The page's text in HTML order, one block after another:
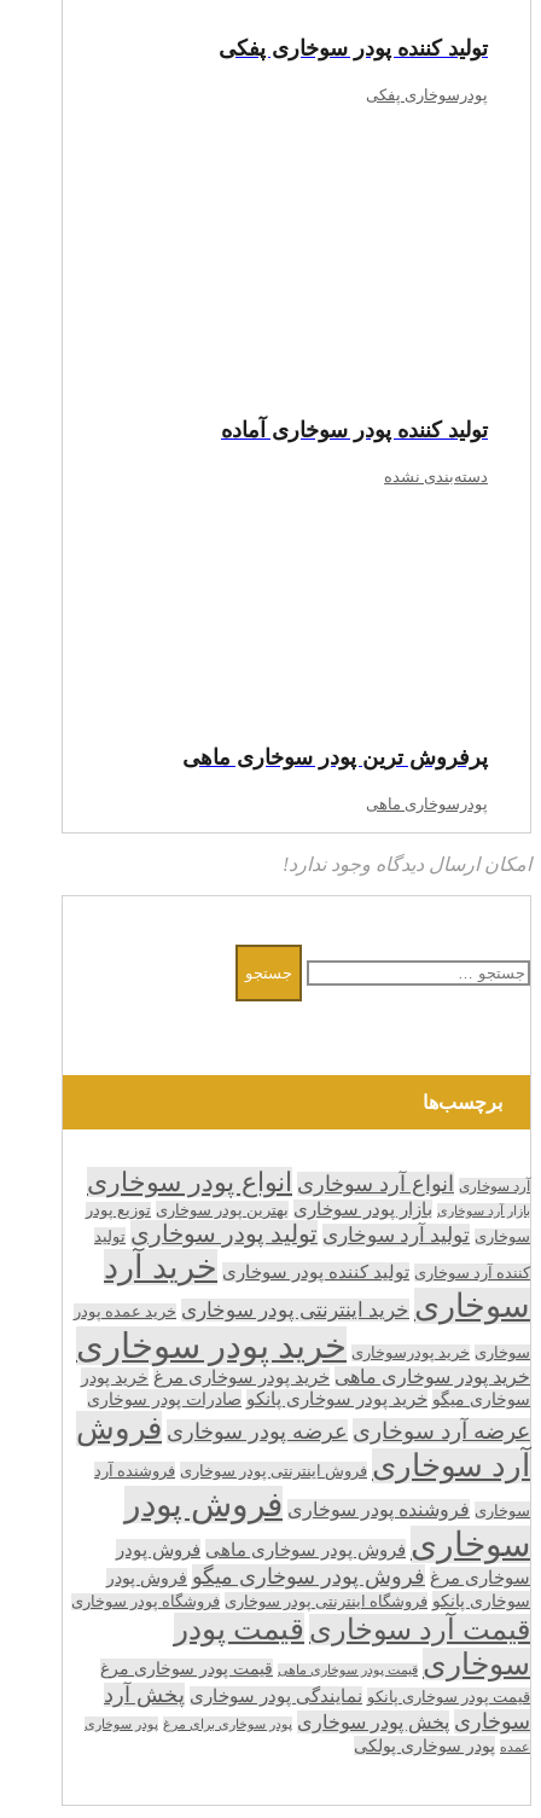
تولید کننده پودر سوخاری پفکی
پودرسوخاری پفکی
تولید کننده پودر سوخاری آماده
دسته‌بندی نشده
پرفروش ترین پودر سوخاری ماهی
پودرسوخاری ماهی
امکان ارسال دیدگاه وجود ندارد!
برای:
برچسب‌ها
آرد سوخاری انواع آرد سوخاری انواع پودر سوخاری
بازار آرد سوخاری بازار پودر سوخاری بهترین پودر سوخاری توزیع پودر
سوخاری تولید آرد سوخاری تولید پودر سوخاری تولید
کننده آرد سوخاری تولید کننده پودر سوخاری خرید آرد
سوخاری خرید اینترنتی پودر سوخاری خرید عمده پودر
سوخاری خرید پودرسوخاری خرید پودر سوخاری
خرید پودر سوخاری ماهی خرید پودر سوخاری مرغ خرید پودر
سوخاری میگو خرید پودر سوخاری پانکو صادرات پودر سوخاری
عرضه آرد سوخاری عرضه پودر سوخاری فروش
آرد سوخاری فروش اینترنتی پودر سوخاری فروشنده آرد
سوخاری فروشنده پودر سوخاری فروش پودر
سوخاری فروش پودر سوخاری ماهی فروش پودر
سوخاری مرغ فروش پودر سوخاری میگو فروش پودر
سوخاری پانکو فروشگاه اینترنتی پودر سوخاری فروشگاه پودر سوخاری
قیمت آرد سوخاری قیمت پودر
سوخاری قیمت پودر سوخاری ماهی قیمت پودر سوخاری مرغ
قیمت پودر سوخاری پانکو نمایندگی پودر سوخاری پخش آرد
سوخاری پخش پودر سوخاری پودر سوخاری برای مرغ پودر سوخاری
عمده پودر سوخاری پولکی